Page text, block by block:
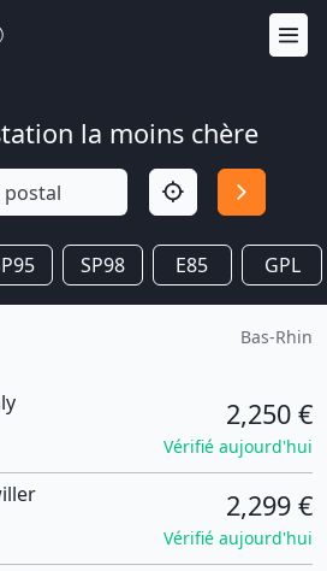
la moins chère
SP98 E85 GPL
Bas-Rhin
2,250 €
Vérifié aujourd'hui
2,299 €
Vérifié aujourd'hui